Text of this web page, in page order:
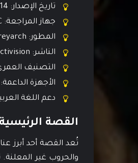
تاريخ الإصدار: 14 نوفمبر 2025
جهاز المراجعة: PC
المطور: Treyarch
الناشر: Activision
التصنيف
الأجهزة الداعمة: Xbox Series X|S و
دعم اللغة
القصة الرئيسية
والحروب غير